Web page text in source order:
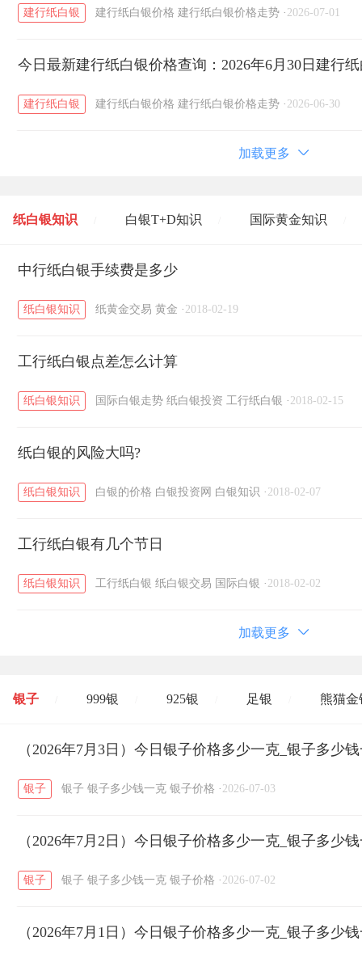
建行纸白银 建行纸白银价格 建行纸白银价格走势 · 2026-07-01
今日最新建行纸白银价格查询：2026年6月30日建行
建行纸白银 建行纸白银价格 建行纸白银价格走势 · 2026-06-30
加载更多
纸白银知识 白银T+D知识 国际黄金知识
黄金T+D知识 / 粤贵银知识
中行纸白银手续费是多少
纸白银知识 纸黄金交易 黄金 · 2018-02-19
工行纸白银点差怎么计算
纸白银知识 国际白银走势 纸白银投资 工行纸白银 · 2018-02-15
纸白银的风险大吗?
纸白银知识 白银的价格 白银投资网 白银知识 · 2018-02-07
工行纸白银有几个节日
纸白银知识 工行纸白银 纸白银交易 国际白银 · 2018-02-02
加载更多
银子 999银 925银 足银 熊猫金
开国纪念币 大清银币 / 长城币 / 老
菜百 周生生 周大生
六福 / 金至尊 / 潮宏基 / 亚一金店
（2026年7月3日）今日银子价格多少一克_银子多少
银子 银子 银子多少钱一克 银子价格 · 2026-07-03
（2026年7月2日）今日银子价格多少一克_银子多少
银子 银子 银子多少钱一克 银子价格 · 2026-07-02
（2026年7月1日）今日银子价格多少一克_银子多少